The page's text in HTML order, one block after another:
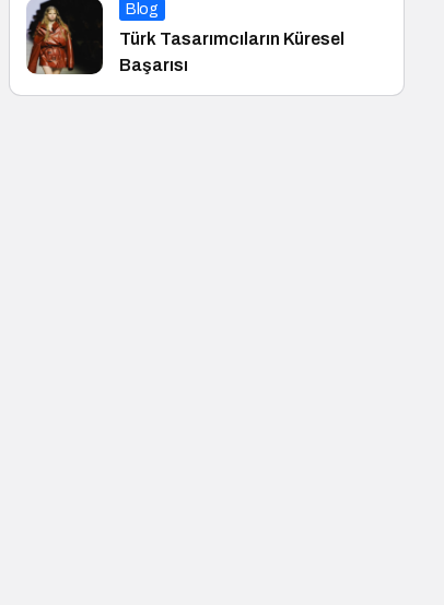
Blog
Türk Tasarımcıların Küresel
Başarısı